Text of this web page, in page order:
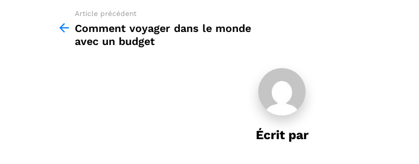
more
Article précédent
Comment voyager dans le monde
avec un budget
Écrit par